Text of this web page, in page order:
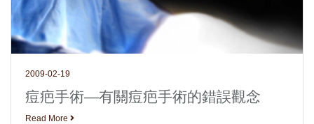
2009-02-19
痘疤手術—有關痘疤手術的錯誤觀念
Read More